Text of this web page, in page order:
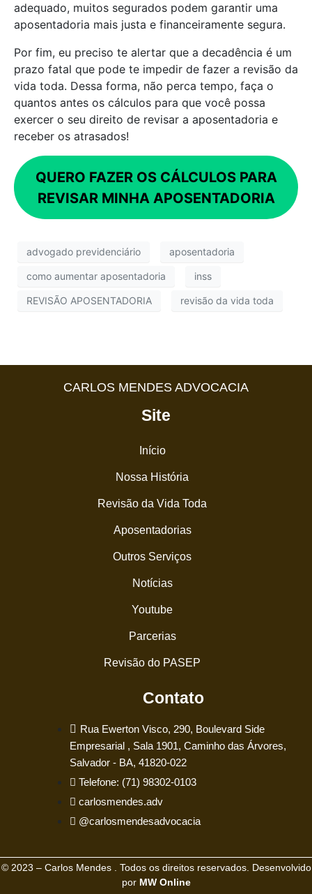
adequado, muitos segurados podem garantir uma
aposentadoria mais justa e financeiramente segura.
Por fim, eu preciso te alertar que a decadência é um
prazo fatal que pode te impedir de fazer a revisão da
vida toda. Dessa forma, não perca tempo, faça o
quantos antes os cálculos para que você possa
exercer o seu direito de revisar a aposentadoria e
receber os atrasados!
QUERO FAZER OS CÁLCULOS PARA
REVISAR MINHA APOSENTADORIA
advogado previdenciário aposentadoria
como aumentar aposentadoria inss
REVISÃO APOSENTADORIA revisão da vida toda
CARLOS MENDES ADVOCACIA
Site
Início
Nossa História
Revisão da Vida Toda
Aposentadorias
Outros Serviços
Notícias
Youtube
Parcerias
Revisão do PASEP
Contato
Rua Ewerton Visco, 290, Boulevard Side
Empresarial , Sala 1901, Caminho das Árvores,
Salvador - BA, 41820-022
Telefone: (71) 98302-0103
carlosmendes.adv
@carlosmendesadvocacia
© 2023 – Carlos Mendes . Todos os direitos reservados. Desenvolvido
por MW Online